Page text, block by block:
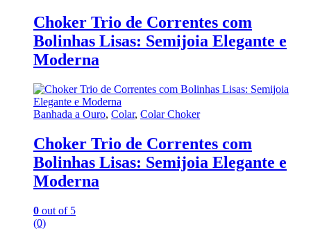
Choker Trio de Correntes com
Bolinhas Lisas: Semijoia Elegante e
Moderna
Banhada a Ouro, Colar, Colar Choker
Choker Trio de Correntes com
Bolinhas Lisas: Semijoia Elegante e
Moderna
0 out of 5
(0)